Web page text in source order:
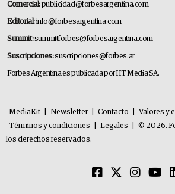
Comercial:publicidad@forbesargentina.com
Editorial:info@forbesargentina.com
Summit:summitforbes@forbesargentina.com
Suscripciones:suscripciones@forbes.ar
Forbes Argentina es publicada por HT Media SA.
MediaKit Newsletter Contacto Valores y
Términos y condiciones
Legales
© 2026.
los derechos reservados.